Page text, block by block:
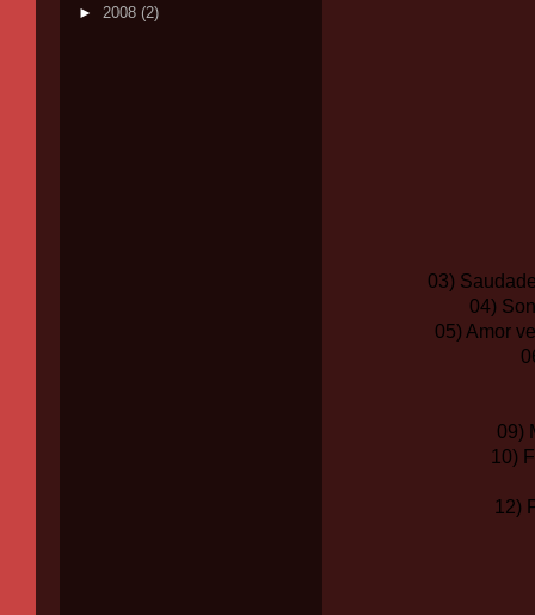
03)
04)
05) Amor
09)
10)
12)
► 2008 (2)